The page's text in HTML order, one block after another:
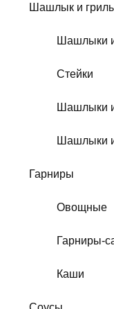
Шашлык и гриль
Шашлыки
Стейки
Шашлыки
Шашлыки
Гарниры
Овощные
Гарниры-
Каши